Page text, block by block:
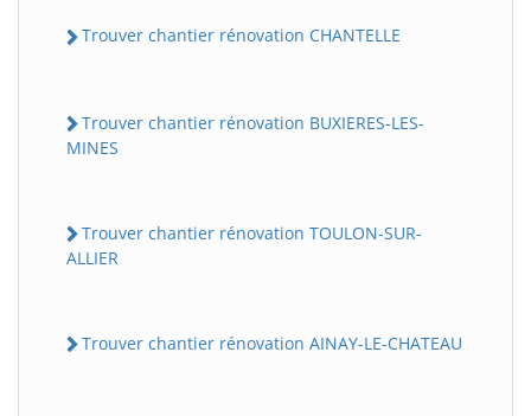
Trouver chantier rénovation CHANTELLE
Trouver chantier rénovation BUXIERES-LES-
MINES
Trouver chantier rénovation TOULON-SUR-
ALLIER
Trouver chantier rénovation AINAY-LE-CHATEAU